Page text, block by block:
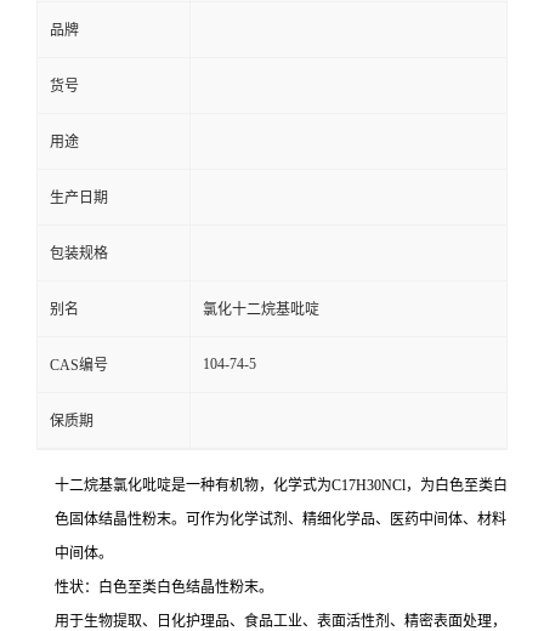
品牌
货号
用途
生产日期
包装规格
别名 氯化十二烷基吡啶
CAS编号 104-74-5
保质期
十二烷基氯化吡啶是一种有机物，化学式为C17H30NCl，为白色至类白
色固体结晶性粉末。可作为化学试剂、精细化学品、医药中间体、材料
中间体。
性状：白色至类白色结晶性粉末。
用于生物提取、日化护理品、食品工业、 表面活性剂 、精密表面处理，